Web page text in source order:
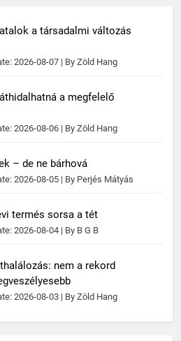
a társadalmi változás
2026-08-07 By Zöld Hang
a megfelelő
2026-08-06 By Zöld Hang
– de ne bárhová
2026-08-05 By Perjés Mátyás
termés sorsa a tét
2026-08-04 By B G B
nem a rekord
2026-08-03 By Zöld Hang